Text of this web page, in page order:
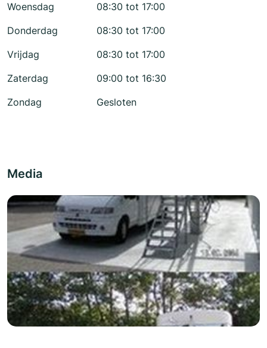
Woensdag
08:30 tot 17:00
Donderdag
08:30 tot 17:00
Vrijdag
08:30 tot 17:00
Zaterdag
09:00 tot 16:30
Zondag
Gesloten
Media